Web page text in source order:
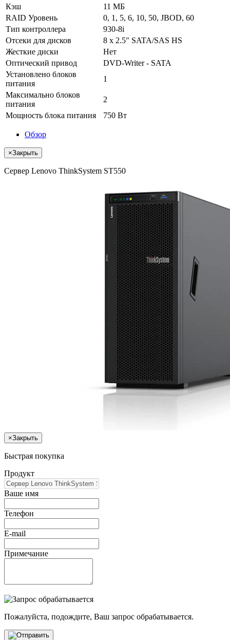
Кэш
11 МБ
RAID Уровень
0, 1, 5, 6, 10, 50, JBOD, 60
Тип контроллера
930-8i
Отсеки для дисков
8 x 2.5" SATA/SAS HS
Жесткие диски
Нет
Оптический привод
DVD-Writer - SATA
Установлено блоков
питания
1
Максимально блоков
питания
2
Мощность блока питания
750 Вт
Обзор
×Закрыть
Сервер Lenovo ThinkSystem ST550
×Закрыть
Быстрая покупка
Продукт
Ваше имя
Телефон
E-mail
Примечание
Пожалуйста, подождите, Ваш запрос обрабатывается.